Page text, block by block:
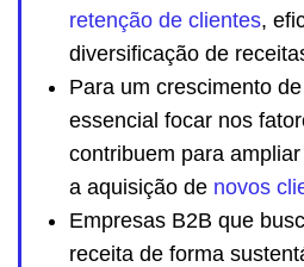
retenção de clientes,
diversificação de
Para um crescimento
essencial focar nos
contribuem para
a aquisição de novos
Empresas B2B que
receita de forma